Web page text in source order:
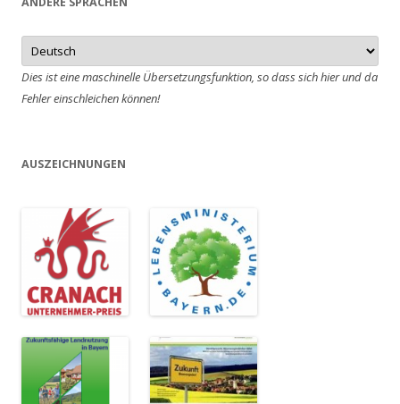
Dies ist eine maschinelle Übersetzungsfunktion, so dass sich hier und da
Fehler einschleichen können!
AUSZEICHNUNGEN